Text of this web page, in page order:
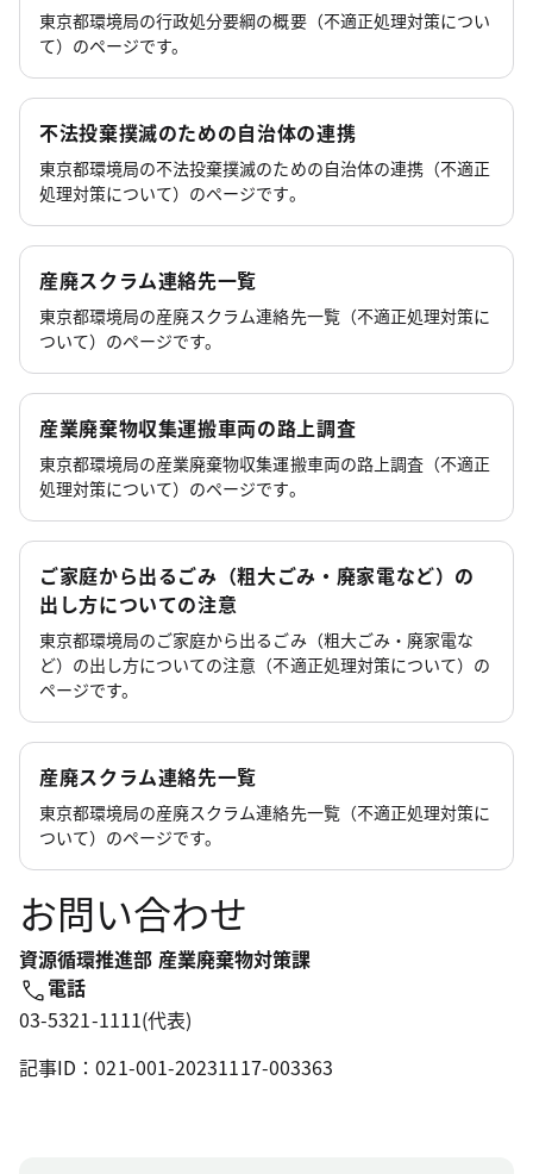
東京都環境局の行政処分要綱の概要（不適正処理対策につい
て）のページです。
不法投棄撲滅のための自治体の連携
東京都環境局の不法投棄撲滅のための自治体の連携（不適正
処理対策について）のページです。
産廃スクラム連絡先一覧
東京都環境局の産廃スクラム連絡先一覧（不適正処理対策に
ついて）のページです。
産業廃棄物収集運搬車両の路上調査
東京都環境局の産業廃棄物収集運搬車両の路上調査（不適正
処理対策について）のページです。
ご家庭から出るごみ（粗大ごみ・廃家電など）の
出し方についての注意
東京都環境局のご家庭から出るごみ（粗大ごみ・廃家電な
ど）の出し方についての注意（不適正処理対策について）の
ページです。
産廃スクラム連絡先一覧
東京都環境局の産廃スクラム連絡先一覧（不適正処理対策に
ついて）のページです。
お問い合わせ
資源循環推進部 産業廃棄物対策課
電話
03-5321-1111(代表)
記事ID：021-001-20231117-003363